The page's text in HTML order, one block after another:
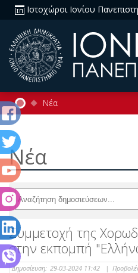
Ιστοχώροι Ιονίου
Νέα
Νέα
Συμμετοχή της
στην εκπομπή
Δημοσίευση: 29-03-2024 11:42 |